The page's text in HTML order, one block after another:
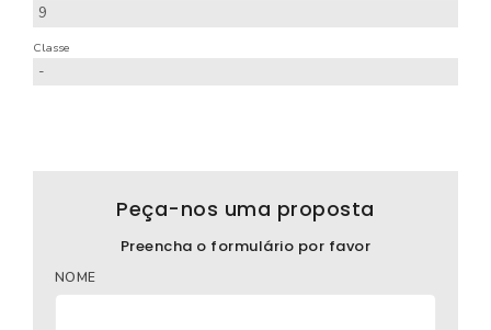
9
Classe
-
Peça-nos uma proposta
Preencha o formulário por favor
NOME